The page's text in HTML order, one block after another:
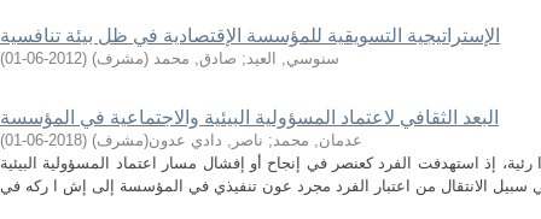
الإستراتيجية التسويقية للمؤسسة الإقتصادية في ظل بيئة تنافسية
سنوسي, العيد; صادق, محمد (مشرف) (
2012-06-01
)
البعد الثقافي لاعتماد المسؤولية البيئية والاجتماعية في المؤسسة
عدمان, محمد; ناصر, دادي عدون(مشرف) (
2018-06-01
)
إذ استهدفت الفرد كعنصر في إنجاح أو إفشال مسار اعتماد المسؤولية البيئية